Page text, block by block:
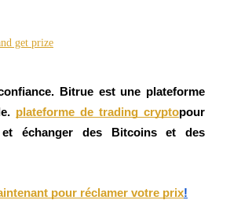
Bitrue est une plateforme
plateforme de trading cryptopour
et échanger des Bitcoins et des
pour réclamer votre prix!